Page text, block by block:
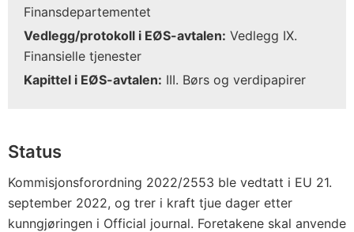
Finansdepartementet
Vedlegg/protokoll i EØS-avtalen: Vedlegg IX.
Finansielle tjenester
Kapittel i EØS-avtalen: III. Børs og verdipapirer
Status
Kommisjonsforordning 2022/2553 ble vedtatt i EU 21.
september 2022, og trer i kraft tjue dager etter
kunngjøringen i Official journal. Foretakene skal anvende